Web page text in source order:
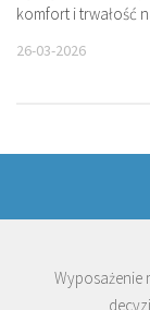
komfort i trwałość
26-03-2026
Wyposażenie